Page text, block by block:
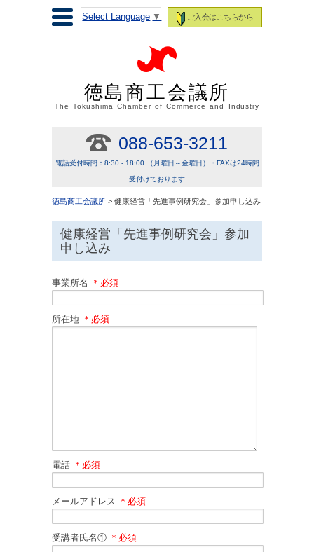
ご入会はこちらから
Select Language ▼
徳島商工会議所
The Tokushima Chamber of Commerce and Industry
088-653-3211
電話受付時間：8:30 - 18:00 （月曜日～金曜日）・FAXは24時間
受付けております
徳島商工会議所 > 健康経営「先進事例研究会」参加申し込み
健康経営「先進事例研究会」参加
申し込み
事業所名 ＊必須
所在地 ＊必須
電話 ＊必須
メールアドレス ＊必須
受講者氏名① ＊必須